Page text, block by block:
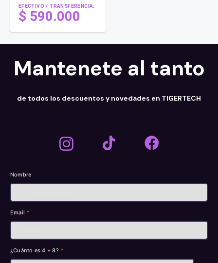
EFECTIVO / TRANSFERENCIA:
$ 590.000
Mantenete al tanto
de todos los descuentos y novedades en TIGERTECH
Nombre
Email *
¿Cuánto es 4 + 8? *